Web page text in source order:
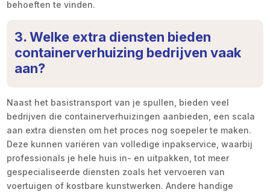
behoeften te vinden.
3. Welke extra diensten bieden
containerverhuizing bedrijven vaak
aan?
Naast het basistransport van je spullen, bieden veel
bedrijven die containerverhuizingen aanbieden, een scala
aan extra diensten om het proces nog soepeler te maken.
Deze kunnen variëren van volledige inpakservice, waarbij
professionals je hele huis in- en uitpakken, tot meer
gespecialiseerde diensten zoals het vervoeren van
voertuigen of kostbare kunstwerken. Andere handige